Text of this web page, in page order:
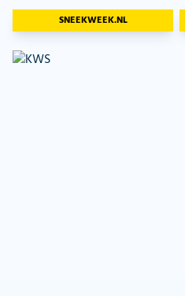
SNEEKWEEK.NL